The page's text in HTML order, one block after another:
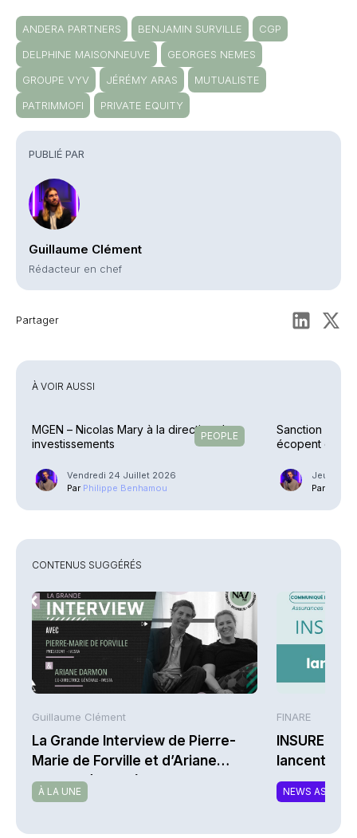
PUBLIÉ PAR
Guillaume Clément
Rédacteur en chef
Partager
ANDERA PARTNERS BENJAMIN SURVILLE
CGP
DELPHINE MAISONNEUVE
GEORGES NEMES
GROUPE VYV
JÉRÉMY ARAS
MUTUALISTE
PATRIMMOFI
PRIVATE EQUITY
À VOIR AUSSI
PEOPLE
MGEN – Nicolas Mary à la direction des
investissements
Vendredi 24 Juillet 2026
Par Philippe Benhamou
Sanction – Un
écopent
Jeudi 23
Par
CONTENUS SUGGÉRÉS
Guillaume Clément
La Grande Interview de Pierre-
Marie de Forville et d’Ariane
Darmon (Ivesta)
À LA UNE
FINARE
INSUREM
lancent
nouvelle
NEWS